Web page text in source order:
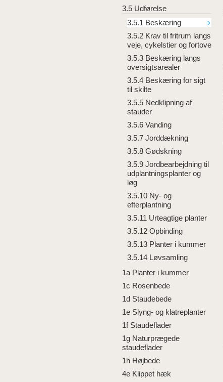
3.5 Udførelse
3.5.1 Beskæring
3.5.2 Krav til fritrum langs
veje, cykelstier og fortove
3.5.3 Beskæring langs
oversigtsarealer
3.5.4 Beskæring for sigt
til skilte
3.5.5 Nedklipning af
stauder
3.5.6 Vanding
3.5.7 Jorddækning
3.5.8 Gødskning
3.5.9 Jordbearbejdning til
udplantningsplanter og
løg
3.5.10 Ny- og
efterplantning
3.5.11 Urteagtige planter
3.5.12 Opbinding
3.5.13 Planter i kummer
3.5.14 Løvsamling
1a Planter i kummer
1c Rosenbede
1d Staudebede
1e Slyng- og klatreplanter
1f Staudeflader
1g Naturprægede
staudeflader
1h Højbede
4e Klippet hæk